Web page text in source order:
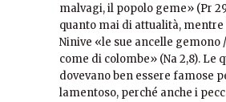
malvagi, il popolo geme» (Pr
quanto mai di attualità, mentre
Ninive «le sue ancelle gemono
come di colombe» (Na 2,8). Le
dovevano ben essere famose
lamentoso, perché anche i